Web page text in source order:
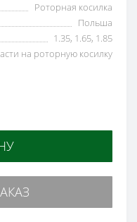
Роторная косилка
Польша
1.35, 1.65, 1.85
на роторную косилку